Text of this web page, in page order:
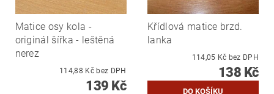
Matice osy kola -
originál šířka - leštěná
nerez
114,88 Kč bez DPH
139 Kč
Křídlová matice brzd.
lanka
114,05 Kč bez DPH
138 Kč